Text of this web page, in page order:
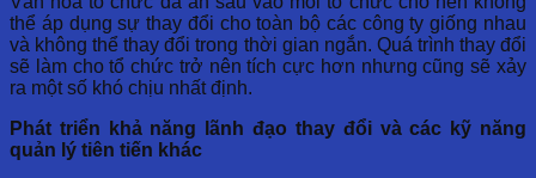
thể áp dụng sự thay đổi cho toàn bộ các công ty giống nhau
và không thể thay đổi trong thời gian ngắn. Quá trình thay đổi
sẽ làm cho tổ chức trở nên tích cực hơn nhưng cũng sẽ xảy
ra một số khó chịu nhất định.
Phát triển khả năng lãnh đạo thay đổi và các kỹ năng
quản lý tiên tiến khác